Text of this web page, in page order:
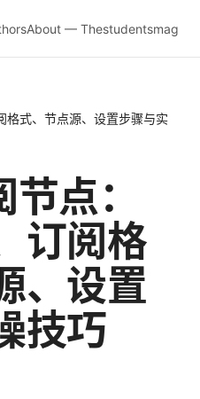
About — Thestudentsmag
式、节点源、设置步骤与实
点：
订阅格
、设置
技巧